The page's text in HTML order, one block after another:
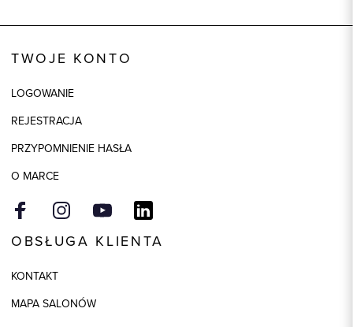
TWOJE KONTO
LOGOWANIE
REJESTRACJA
PRZYPOMNIENIE HASŁA
O MARCE
OBSŁUGA KLIENTA
KONTAKT
MAPA SALONÓW